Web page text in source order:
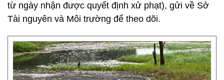
từ ngày nhận được quyết định xử phạt), gửi về Sở
Tài nguyên và Môi trường để theo dõi.